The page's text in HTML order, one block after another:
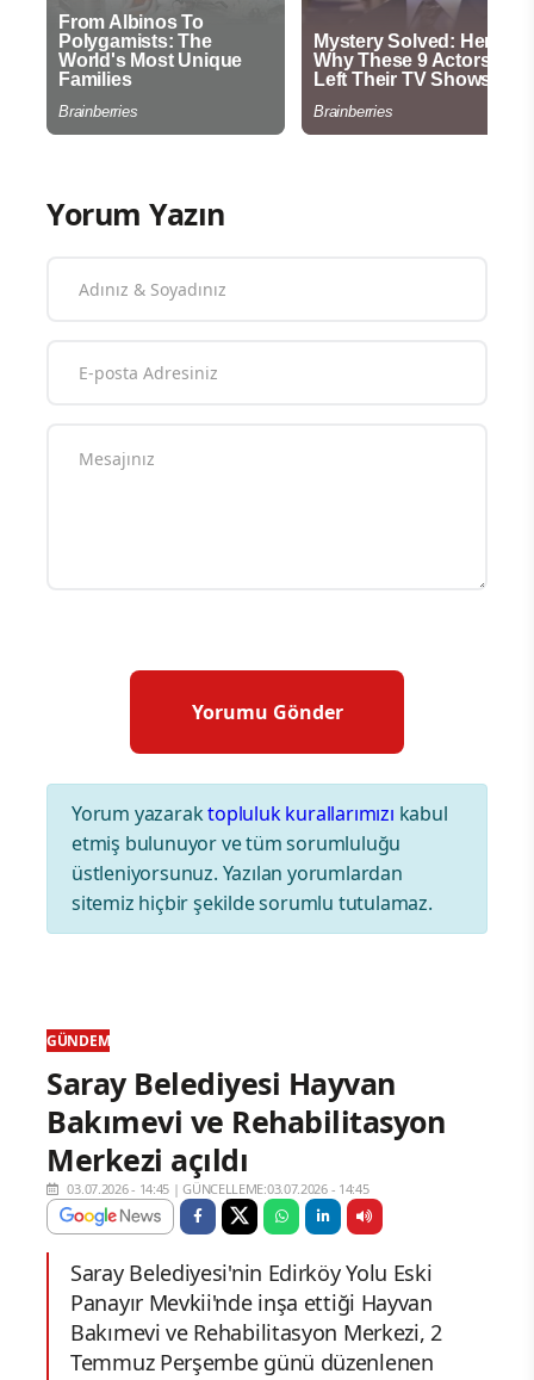
Yorum Yazın
Yorum yazaraktopluluk kurallarımızı kabul
etmiş bulunuyor ve tüm sorumluluğu
üstleniyorsunuz. Yazılan yorumlardan
sitemiz hiçbir şekilde sorumlu tutulamaz.
GÜNDEM
Saray Belediyesi Hayvan
Bakımevi ve Rehabilitasyon
Merkezi açıldı
03.07.2026 - 14:45 |GÜNCELLEME:03.07.2026 - 14:45
Saray Belediyesi'nin Edirköy Yolu Eski
Panayır Mevkii'nde inşa ettiği Hayvan
Bakımevi ve Rehabilitasyon Merkezi, 2
Temmuz Perşembe günü düzenlenen